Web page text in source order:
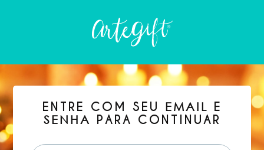
ENTRE COM SEU EMAIL E
SENHA PARA CONTINUAR